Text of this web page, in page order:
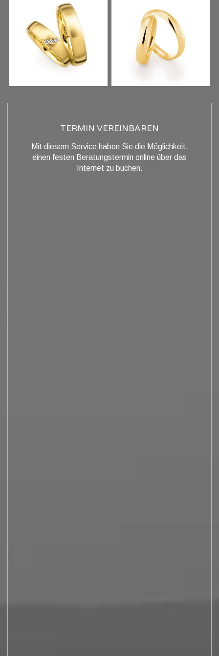
TERMIN VEREINBAREN
Mit diesem Service haben Sie die Möglichkeit,
einen festen Beratungstermin online über das
Internet zu buchen.